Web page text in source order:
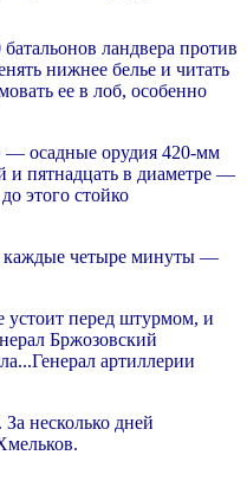
ландвера против
нижнее белье и читать
ее в лоб, особенно
— осадные орудия 420-мм
и пятнадцать в диаметре —
этого стойко
каждые четыре минуты —
устоит перед штурмом, и
Бржозовский
Генерал артиллерии
несколько дней